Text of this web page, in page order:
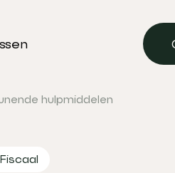
hulpmiddelen
Fiscaal